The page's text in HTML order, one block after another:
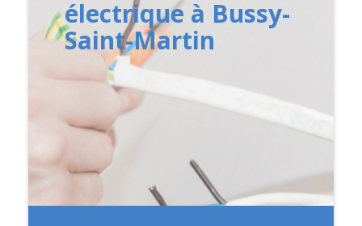
électrique à Bussy-
Saint-Martin